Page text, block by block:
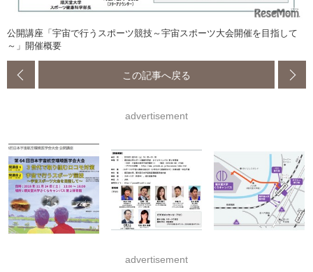
公開講座「宇宙で行うスポーツ競技～宇宙スポーツ大会開催を目指して
～」開催概要
この記事へ戻る
advertisement
advertisement